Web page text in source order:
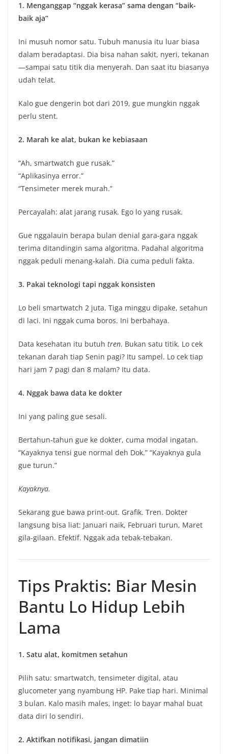
1. Menganggap “nggak kerasa” sama dengan “baik-
baik aja”
Ini musuh nomor satu. Tubuh manusia itu luar biasa
dalam beradaptasi. Dia bisa nahan sakit, nyeri, tekanan
—sampai satu titik dia menyerah. Dan saat itu biasanya
udah telat.
Kalo gue dengerin bot dari 2019, gue mungkin nggak
perlu stent.
2. Marah ke alat, bukan ke kebiasaan
“Ah, smartwatch gue rusak.”
“Aplikasinya error.”
“Tensimeter merek murah.”
Percayalah: alat jarang rusak. Ego lo yang rusak.
Gue nggalauin berapa bulan denial gara-gara nggak
terima ditandingin sama algoritma. Padahal algoritma
nggak peduli menang-kalah. Dia cuma peduli fakta.
3. Pakai teknologi tapi nggak konsisten
Lo beli smartwatch 2 juta. Tiga minggu dipake, setahun
di laci. Ini nggak cuma boros. Ini berbahaya.
Data kesehatan itu butuh tren. Bukan satu titik. Lo cek
tekanan darah tiap Senin pagi? Itu sampel. Lo cek tiap
hari jam 7 pagi dan 8 malam? Itu data.
4. Nggak bawa data ke dokter
Ini yang paling gue sesali.
Bertahun-tahun gue ke dokter, cuma modal ingatan.
“Kayaknya tensi gue normal deh Dok.” “Kayaknya gula
gue turun.”
Kayaknya.
Sekarang gue bawa print-out. Grafik. Tren. Dokter
langsung bisa liat: Januari naik, Februari turun, Maret
gila-gilaan. Efektif. Nggak ada tebak-tebakan.
Tips Praktis: Biar Mesin
Bantu Lo Hidup Lebih
Lama
1. Satu alat, komitmen setahun
Pilih satu: smartwatch, tensimeter digital, atau
glucometer yang nyambung HP. Pake tiap hari. Minimal
3 bulan. Kalo masih males, inget: lo bayar mahal buat
data diri lo sendiri.
2. Aktifkan notifikasi, jangan dimatiin